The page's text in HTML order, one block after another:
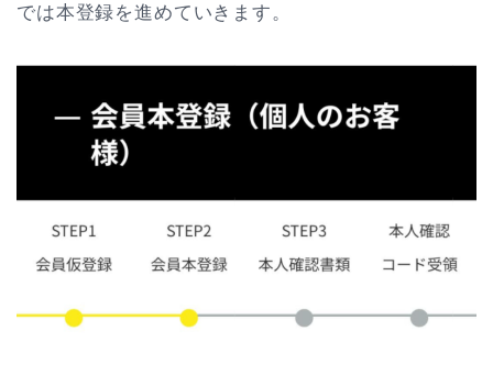
では本登録を進めていきます。